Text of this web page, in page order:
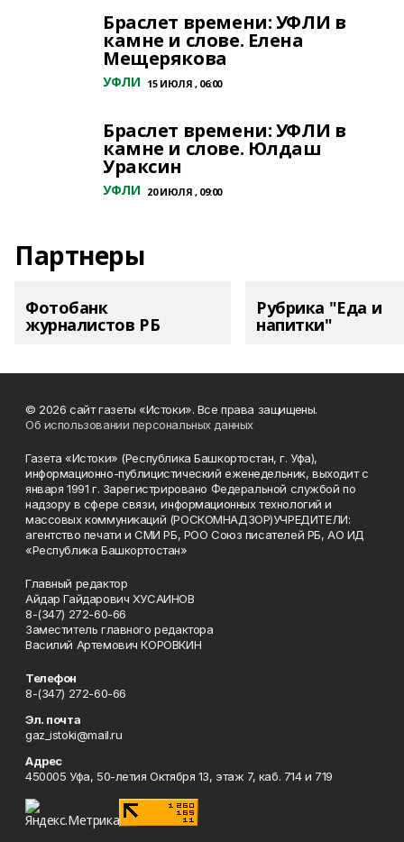
Браслет времени: УФЛИ в
камне и слове. Елена
Мещерякова
УФЛИ 15 ИЮЛЯ , 06:00
Браслет времени: УФЛИ в
камне и слове. Юлдаш
Ураксин
УФЛИ 20 ИЮЛЯ , 09:00
Партнеры
Фотобанк
журналистов РБ
Рубрика "Еда и
напитки"
© 2026 сайт газеты «Истоки». Все права защищены.
Об использовании персональных данных
Газета «Истоки» (Республика Башкортостан, г. Уфа),
информационно-публицистический еженедельник, выходит с
января 1991 г. Зарегистрировано Федеральной службой по
надзору в сфере связи, информационных технологий и
массовых коммуникаций (РОСКОМНАДЗОР)УЧРЕДИТЕЛИ:
агентство печати и СМИ РБ, РОО Союз писателей РБ, АО ИД
«Республика Башкортостан»
Главный редактор
Айдар Гайдарович ХУСАИНОВ
8-(347) 272-60-66
Заместитель главного редактора
Василий Артемович КОРОВКИН
Телефон
8-(347) 272-60-66
Эл. почта
gaz_istoki@mail.ru
Адрес
450005 Уфа, 50-летия Октября 13, этаж 7, каб. 714 и 719